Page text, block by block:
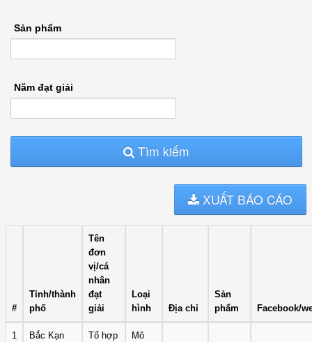
Sản phẩm
Năm đạt giải
Tìm kiếm
XUẤT BÁO CÁO
#
Tỉnh/thành
phố
Tên
đơn
vị/cá
nhân
đạt
giải
Loại
hình
Địa chỉ
Sản
phẩm
Facebook/
1 Bắc Kạn
Tổ hợp
Mô